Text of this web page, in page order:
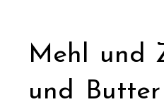
Mehl und
und